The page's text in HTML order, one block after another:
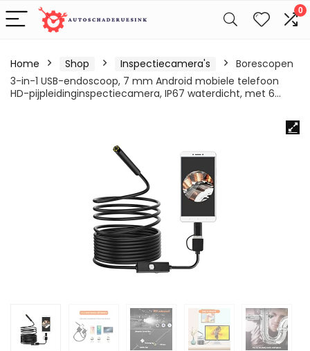
0
Home Shop Inspectiecamera's
Borescopen
3-in-1 USB-endoscoop, 7 mm Android mobiele telefoon
HD-pijpleidinginspectiecamera, IP67 waterdicht, met 6…